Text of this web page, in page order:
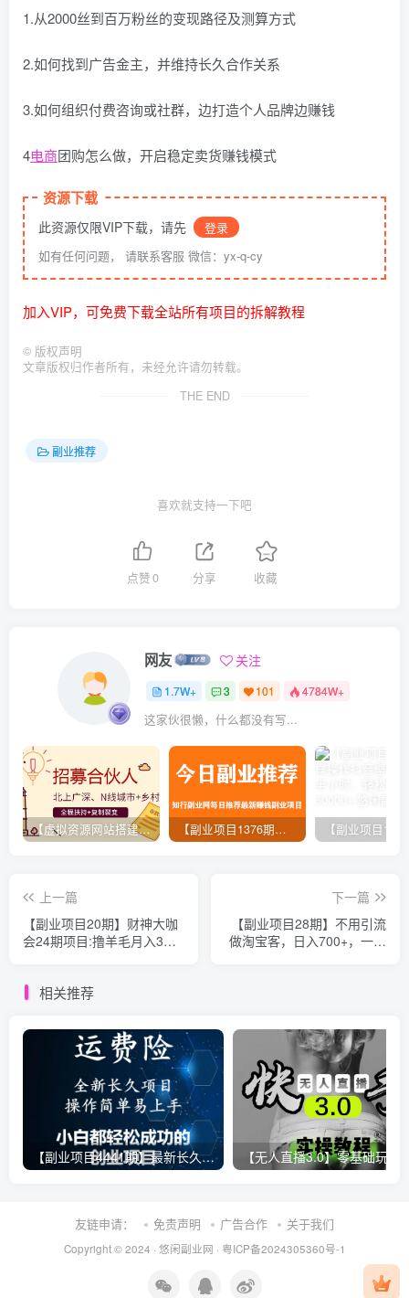
1.从2000丝到百万粉丝的变现路径及测算方式
2.如何找到广告金主，并维持长久合作关系
3.如何组织付费咨询或社群，边打造个人品牌边赚钱
4电商团购怎么做，开启稳定卖货赚钱模式
资源下载
此资源仅限VIP下载，请先
登录
如有任何问题， 请联系客服 微信：yx-q-cy
加入VIP，可免费下载全站所有项目的拆解教程
© 版权声明
文章版权归作者所有，未经允许请勿转载。
THE END
副业推荐
喜欢就支持一下吧
点赞0 分享 收藏
网友 关注
1.7W+ 3 101 4784W+
这家伙很懒，什么都没有写...
【虚拟资源网站搭建服务】加盟本站系统，做一个和本站一样的独立网站，躺赚的项目 【副业项目1376期】龟课最新闲鱼项目玩法实战教程_全新升级月收益几千到几万
上一篇
【副业项目20期】财神大咖
会24期项目:撸羊毛月入3万
下一篇
【副业项目28期】不用引流
做淘宝客，日入700+，一个
相关推荐
【副业项目4441期】最新长久稳定暴利项目，运费险全新玩法，日赚1000（包含详细教程，全程指导）
友链申请： 免责声明 广告合作 关于我们
Copyright © 2024 · 悠闲副业网 · 粤ICP备2024305360号-1